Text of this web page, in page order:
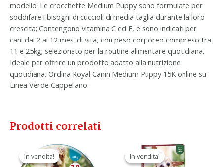
modello; Le crocchette Medium Puppy sono formulate per
soddifare i bisogni di cuccioli di media taglia durante la loro
crescita; Contengono vitamina C ed E, e sono indicati per
cani dai 2 ai 12 mesi di vita, con peso corporeo compreso tra
11 e 25kg; selezionato per la routine alimentare quotidiana.
Ideale per offrire un prodotto adatto alla nutrizione
quotidiana. Ordina Royal Canin Medium Puppy 15K online su
Linea Verde Cappellano.
Prodotti correlati
In vendita!
In vendita!
Il
prezzo
originale
prezzo
attuale
In vendita!
In vendita!
Il
prezzo
originale